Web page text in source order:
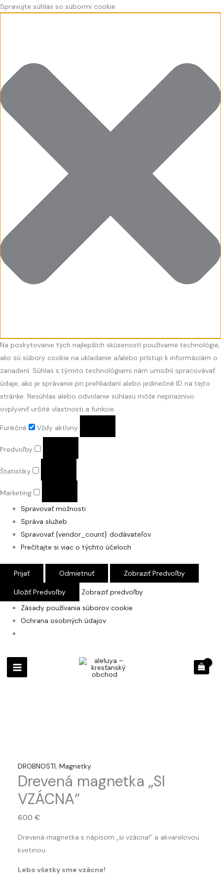
Spravujte súhlas so súbormi cookie
Na poskytovanie tých najlepších skúseností používame technológie,
ako sú súbory cookie na ukladanie a/alebo prístup k informáciám o
zariadení. Súhlas s týmito technológiami nám umožní spracovávať
údaje, ako je správanie pri prehliadaní alebo jedinečné ID na tejto
stránke. Nesúhlas alebo odvolanie súhlasu môže nepriaznivo
ovplyvniť určité vlastnosti a funkcie.
Funkčné
Funkčné
Vždy aktívny
Predvoľby
Predvoľby
Štatistiky
Štatistiky
Marketing
Marketing
Spravovať možnosti
Správa služieb
Spravovať {vendor_count} dodávateľov
Prečítajte si viac o týchto účeloch
Prijať Odmietnuť Zobraziť Predvoľby
Uložiť Predvoľby
Zobraziť predvoľby
Zásady používania súborov cookie
Ochrana osobných údajov
Preskočiť
DROBNOSTI Magnetky
Drevená magnetka „SI
VZÁCNA“
6.00 €
Drevená magnetka s nápisom „si vzácna!“ a akvarelovou
kvetinou.
Lebo všetky sme vzácne!
množstvo
Drevená